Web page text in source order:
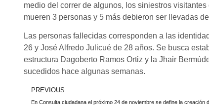
medio del correr de algunos, los siniestros
mueren 3 personas y 5 más debieron ser llevadas
Las personas fallecidas corresponden a las
26 y José Alfredo Julicué de 28 años. Se busca
estructura Dagoberto Ramos Ortiz y la Jhair
sucedidos hace algunas semanas.
PREVIOUS